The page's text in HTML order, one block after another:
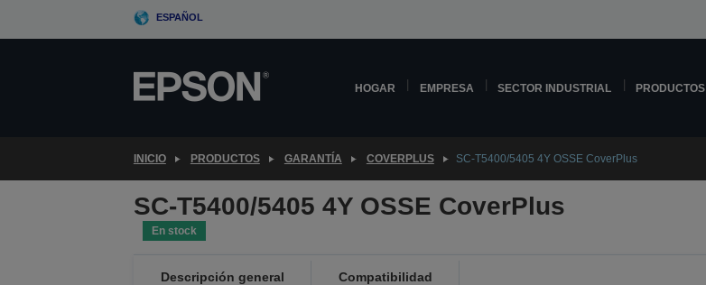
ESPAÑOL
HOGAR EMPRESA SECTOR INDUSTRIAL PRODUCTOS
INICIO PRODUCTOS GARANTÍA COVERPLUS SC-T5400/5405 4Y OSSE CoverPlus
SC-T5400/5405 4Y OSSE CoverPlus
En stock
Descripción general Compatibilidad